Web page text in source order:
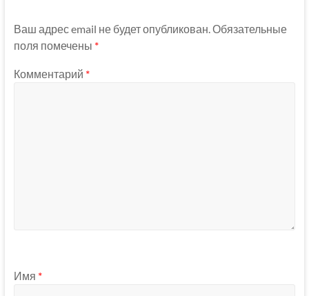
Ваш адрес email не будет опубликован. Обязательные
поля помечены *
Комментарий *
Имя *